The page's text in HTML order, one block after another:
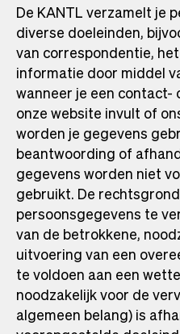
De KANTL verzamelt je
diverse doeleinden,
van correspondentie,
informatie door middel
wanneer je een
onze website invult of
worden je gegevens
beantwoording of
gegevens worden niet
gebruikt. De
persoonsgegevens te
van de betrokkene,
uitvoering van een
te voldoen aan een
noodzakelijk voor de
algemeen belang) is